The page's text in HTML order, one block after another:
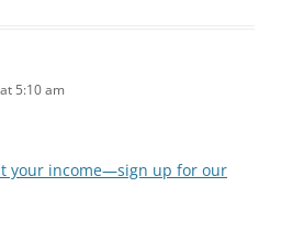
5:10 am
your income—sign up for our